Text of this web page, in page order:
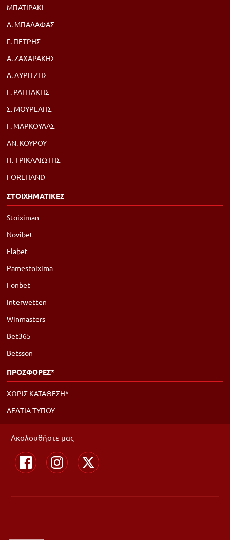
ΜΠΑΤΙΡΑΚΙ
Λ. ΜΠΑΛΑΦΑΣ
Γ. ΠΕΤΡΗΣ
Α. ΖΑΧΑΡΑΚΗΣ
Λ. ΛΥΡΙΤΖΗΣ
Γ. ΡΑΠΤΑΚΗΣ
Σ. ΜΟΥΡΕΛΗΣ
Γ. ΜΑΡΚΟΥΛΑΣ
ΑΝ. ΚΟΥΡΟΥ
Π. ΤΡΙΚΑΛΙΩΤΗΣ
FOREHAND
ΣΤΟΙΧΗΜΑΤΙΚΕΣ
Stoiximan
Novibet
Elabet
Pamestoixima
Fonbet
Interwetten
Winmasters
Bet365
Betsson
ΠΡΟΣΦΟΡΕΣ*
ΧΩΡΙΣ ΚΑΤΑΘΕΣΗ*
ΔΕΛΤΙΑ ΤΥΠΟΥ
Ακολουθήστε μας